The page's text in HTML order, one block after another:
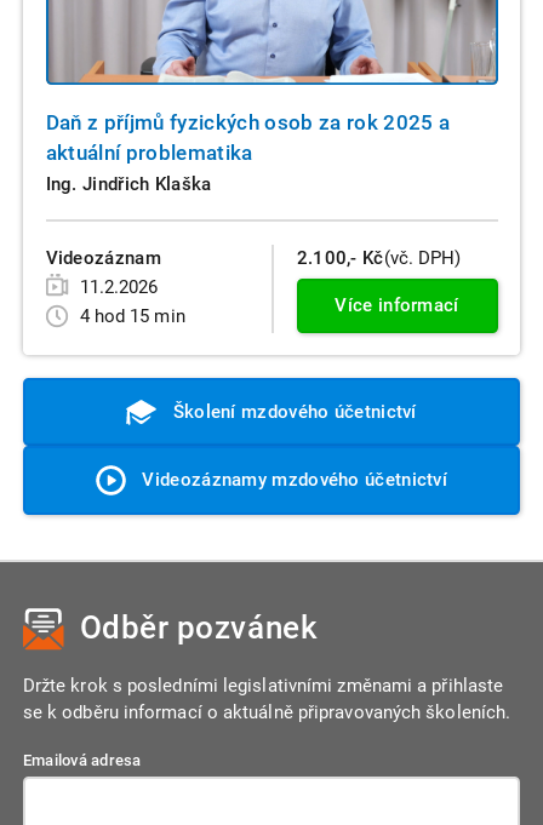
Daň z příjmů fyzických osob za rok 2025 a
aktuální problematika
Ing. Jindřich Klaška
Videozáznam
11.2.2026
4 hod 15 min
2.100,- Kč(vč. DPH)
Více informací
Školení mzdového účetnictví
Videozáznamy mzdového účetnictví
Odběr pozvánek
Držte krok s posledními legislativními změnami a přihlaste
se k odběru informací o aktuálně připravovaných školeních.
Emailová adresa